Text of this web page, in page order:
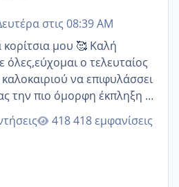
στις 08:39 AM
μου 🥰 Καλή
όλες,εύχομαι ο τελευταίος
να επιφυλάσσει
την πιο όμορφη έκπληξη 🧿
@Παρασκευαιδου
@Christi.D.
418 εμφανίσεις